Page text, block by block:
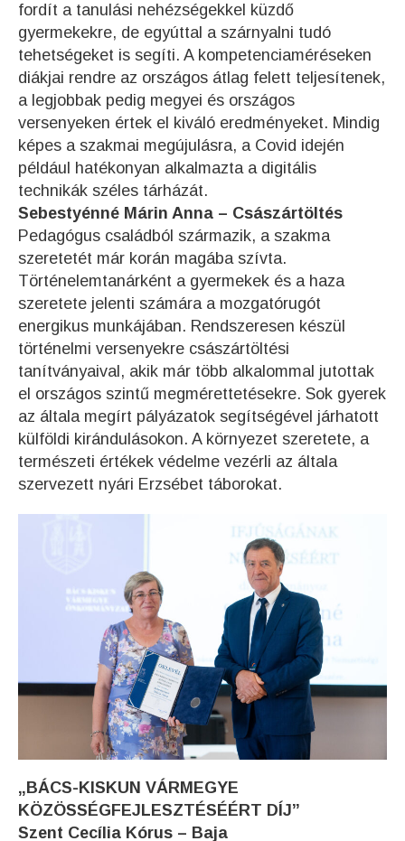
fordít a tanulási nehézségekkel küzdő
gyermekekre, de egyúttal a szárnyalni tudó
tehetségeket is segíti. A kompetenciaméréseken
diákjai rendre az országos átlag felett teljesítenek,
a legjobbak pedig megyei és országos
versenyeken értek el kiváló eredményeket. Mindig
képes a szakmai megújulásra, a Covid idején
például hatékonyan alkalmazta a digitális
technikák széles tárházát.
Sebestyénné Márin Anna – Császártöltés
Pedagógus családból származik, a szakma
szeretetét már korán magába szívta.
Történelemtanárként a gyermekek és a haza
szeretete jelenti számára a mozgatórugót
energikus munkájában. Rendszeresen készül
történelmi versenyekre császártöltési
tanítványaival, akik már több alkalommal jutottak
el országos szintű megmérettetésekre. Sok gyerek
az általa megírt pályázatok segítségével járhatott
külföldi kirándulásokon. A környezet szeretete, a
természeti értékek védelme vezérli az általa
szervezett nyári Erzsébet táborokat.
„BÁCS-KISKUN VÁRMEGYE
KÖZÖSSÉGFEJLESZTÉSÉÉRT DÍJ”
Szent Cecília Kórus – Baja